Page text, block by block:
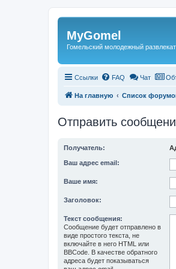
Регистрация
MyGomel
Гомельский молодежный
Ссылки FAQ Чат
На главную Список
Отправить
Получатель:
Ваш адрес email:
Ваше имя:
Заголовок:
Текст сообщения:
Сообщение будет отправлено в
виде простого текста, не
включайте в него HTML или
BBCode. В качестве обратного
адреса будет показываться